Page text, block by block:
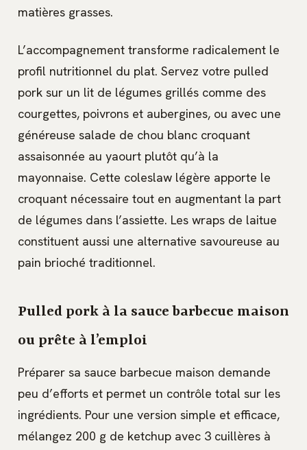
matières grasses.
L’accompagnement transforme radicalement le
profil nutritionnel du plat. Servez votre pulled
pork sur un lit de légumes grillés comme des
courgettes, poivrons et aubergines, ou avec une
généreuse salade de chou blanc croquant
assaisonnée au yaourt plutôt qu’à la
mayonnaise. Cette coleslaw légère apporte le
croquant nécessaire tout en augmentant la part
de légumes dans l’assiette. Les wraps de laitue
constituent aussi une alternative savoureuse au
pain brioché traditionnel.
Pulled pork à la sauce barbecue maison
ou prête à l’emploi
Préparer sa sauce barbecue maison demande
peu d’efforts et permet un contrôle total sur les
ingrédients. Pour une version simple et efficace,
mélangez 200 g de ketchup avec 3 cuillères à